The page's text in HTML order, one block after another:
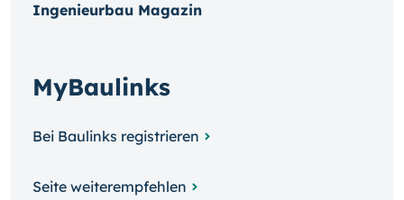
Ingenieurbau Magazin
MyBaulinks
Bei Baulinks registrieren
Seite weiterempfehlen